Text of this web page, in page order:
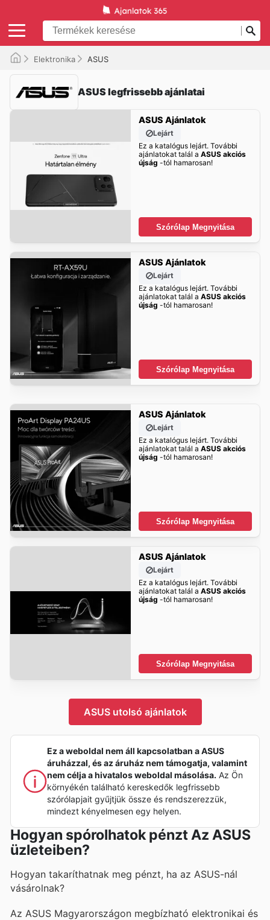
Elektronika ASUS
ASUS legfrissebb ajánlatai
ASUS Ajánlatok
Lejárt
Ez a katalógus lejárt. További
ajánlatokat talál a ASUS akciós
újság -tól hamarosan!
Szórólap Megnyitása
ASUS Ajánlatok
Lejárt
Ez a katalógus lejárt. További
ajánlatokat talál a ASUS akciós
újság -tól hamarosan!
Szórólap Megnyitása
ASUS Ajánlatok
Lejárt
Ez a katalógus lejárt. További
ajánlatokat talál a ASUS akciós
újság -tól hamarosan!
Szórólap Megnyitása
ASUS Ajánlatok
Lejárt
Ez a katalógus lejárt. További
ajánlatokat talál a ASUS akciós
újság -tól hamarosan!
Szórólap Megnyitása
ASUS utolsó ajánlatok
Ez a weboldal nem áll kapcsolatban a ASUS
áruházzal, és az áruház nem támogatja, valamint
nem célja a hivatalos weboldal másolása. Az Ön
környékén található kereskedők legfrissebb
szórólapjait gyűjtjük össze és rendszerezzük,
mindezt kényelmesen egy helyen.
Hogyan spórolhatok pénzt Az ASUS
üzleteiben?
Hogyan takaríthatnak meg pénzt, ha az ASUS-nál
vásárolnak?
Az ASUS Magyarországon megbízható elektronikai és